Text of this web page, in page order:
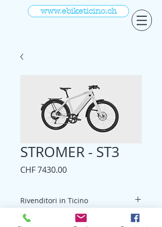
www.ebiketicino.ch
STROMER - ST3
CHF 7430.00Prezzo
Rivenditori in Ticino
GODSPEED SAGL (Mendrisio)